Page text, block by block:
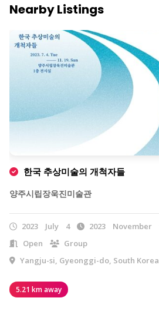
Nearby Listings
한국 추상미술의 개척자들
양주시립장욱진미술관
2023 July 4 2023 November
Open
Group
Yangju-si, Gyeonggi-do, South Korea
5.21 km away